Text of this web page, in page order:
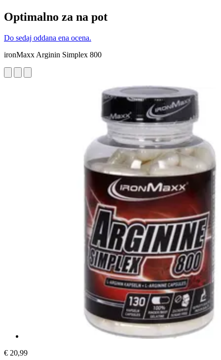
Optimalno za na pot
Do sedaj oddana ena ocena.
ironMaxx Arginin Simplex 800
€ 20,99